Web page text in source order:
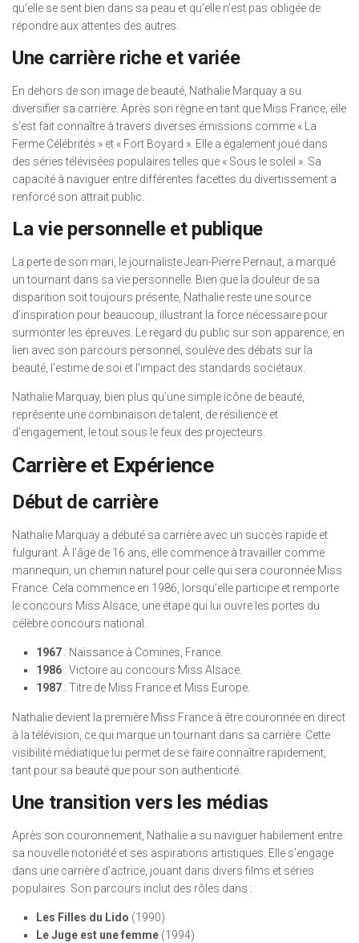
qu’elle se sent bien dans sa peau et qu’elle n’est pas obligée de
répondre aux attentes des autres.
Une carrière riche et variée
En dehors de son image de beauté, Nathalie Marquay a su
diversifier sa carrière. Après son règne en tant que Miss France, elle
s’est fait connaître à travers diverses émissions comme « La
Ferme Célébrités » et « Fort Boyard ». Elle a également joué dans
des séries télévisées populaires telles que « Sous le soleil ». Sa
capacité à naviguer entre différentes facettes du divertissement a
renforcé son attrait public.
La vie personnelle et publique
La perte de son mari, le journaliste Jean-Pierre Pernaut, a marqué
un tournant dans sa vie personnelle. Bien que la douleur de sa
disparition soit toujours présente, Nathalie reste une source
d’inspiration pour beaucoup, illustrant la force nécessaire pour
surmonter les épreuves. Le regard du public sur son apparence, en
lien avec son parcours personnel, soulève des débats sur la
beauté, l’estime de soi et l’impact des standards sociétaux.
Nathalie Marquay, bien plus qu’une simple icône de beauté,
représente une combinaison de talent, de résilience et
d’engagement, le tout sous le feux des projecteurs.
Carrière et Expérience
Début de carrière
Nathalie Marquay a débuté sa carrière avec un succès rapide et
fulgurant. À l’âge de 16 ans, elle commence à travailler comme
mannequin, un chemin naturel pour celle qui sera couronnée Miss
France. Cela commence en 1986, lorsqu’elle participe et remporte
le concours Miss Alsace, une étape qui lui ouvre les portes du
célèbre concours national.
1967 : Naissance à Comines, France.
1986 : Victoire au concours Miss Alsace.
1987 : Titre de Miss France et Miss Europe.
Nathalie devient la première Miss France à être couronnée en direct
à la télévision, ce qui marque un tournant dans sa carrière. Cette
visibilité médiatique lui permet de se faire connaître rapidement,
tant pour sa beauté que pour son authenticité.
Une transition vers les médias
Après son couronnement, Nathalie a su naviguer habilement entre
sa nouvelle notoriété et ses aspirations artistiques. Elle s’engage
dans une carrière d’actrice, jouant dans divers films et séries
populaires. Son parcours inclut des rôles dans :
Les Filles du Lido (1990)
Le Juge est une femme (1994)